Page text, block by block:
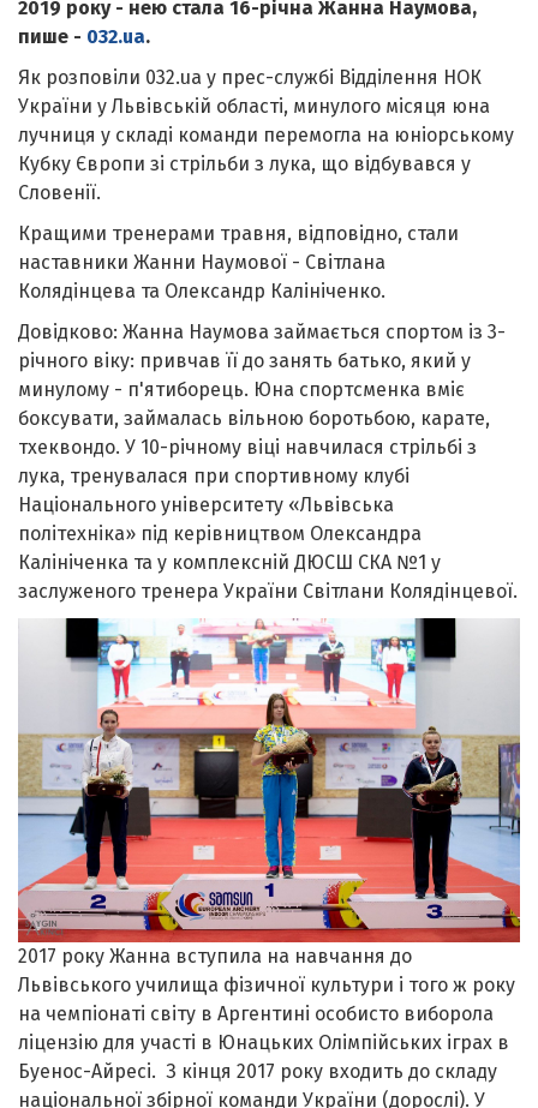
2019 року - нею стала 16-річна Жанна Наумова,
пише - 032.ua.
Як розповіли 032.ua у прес-службі Відділення НОК
України у Львівській області, минулого місяця юна
лучниця у складі команди перемогла на юніорському
Кубку Європи зі стрільби з лука, що відбувався у
Словенії.
Кращими тренерами травня, відповідно, стали
наставники Жанни Наумової - Світлана
Колядінцева та Олександр Калініченко.
Довідково: Жанна Наумова займається спортом із 3-
річного віку: привчав її до занять батько, який у
минулому - п'ятиборець. Юна спортсменка вміє
боксувати, займалась вільною боротьбою, карате,
тхеквондо. У 10-річному віці навчилася стрільбі з
лука, тренувалася при спортивному клубі
Національного університету «Львівська
політехніка» під керівництвом Олександра
Калініченка та у комплексній ДЮСШ СКА №1 у
заслуженого тренера України Світлани Колядінцевої.
2017 року Жанна вступила на навчання до
Львівського училища фізичної культури і того ж року
на чемпіонаті світу в Аргентині особисто виборола
ліцензію для участі в Юнацьких Олімпійських іграх в
Буенос-Айресі. З кінця 2017 року входить до складу
національної збірної команди України (дорослі). У